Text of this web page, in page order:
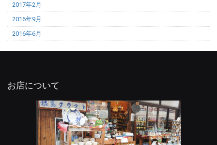
2017年2月
2016年9月
2016年6月
お店について